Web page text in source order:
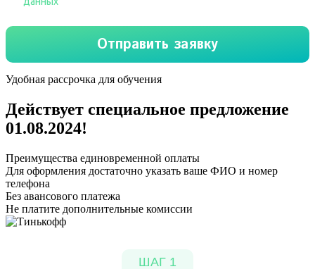
Удобная рассрочка для обучения
Действует специальное предложение
01.08.2024!
Преимущества единовременной оплаты
Для оформления достаточно указать ваше ФИО и номер
телефона
Без авансового платежа
Не платите дополнительные комиссии